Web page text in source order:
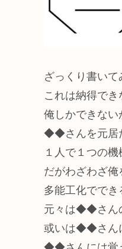
ざっくり書いて
これは納得でき
俺しかできない
◆◆さんを元居
１人で１つの
だがわざわざ俺
多能工化でで
元々は◆◆さん
或いは◆◆さん